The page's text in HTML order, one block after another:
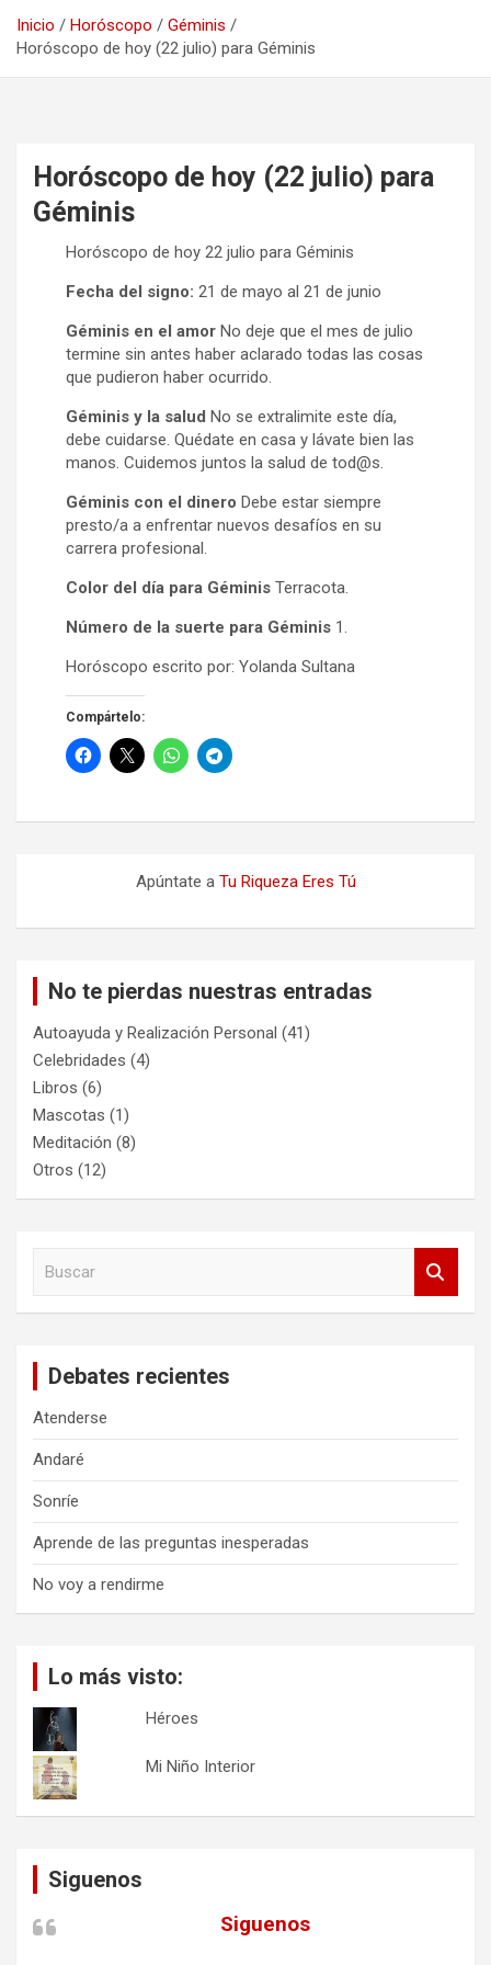
Inicio Horóscopo
Géminis
Horóscopo de hoy (22 julio) para Géminis
Horóscopo de hoy (22 julio) para
Géminis
Horóscopo de hoy 22 julio para Géminis
Fecha del signo: 21 de mayo al 21 de junio
Géminis en el amor No deje que el mes de julio
termine sin antes haber aclarado todas las cosas
que pudieron haber ocurrido.
Géminis y la salud No se extralimite este día,
debe cuidarse. Quédate en casa y lávate bien las
manos. Cuidemos juntos la salud de tod@s.
Géminis con el dinero Debe estar siempre
presto/a a enfrentar nuevos desafíos en su
carrera profesional.
Color del día para Géminis Terracota.
Número de la suerte para Géminis 1.
Horóscopo escrito por: Yolanda Sultana
Compártelo:
Apúntate a Tu Riqueza Eres Tú
No te pierdas nuestras entradas
Autoayuda y Realización Personal (41)
Celebridades (4)
Libros (6)
Mascotas (1)
Meditación (8)
Otros (12)
Debates recientes
Atenderse
Andaré
Sonríe
Aprende de las preguntas inesperadas
No voy a rendirme
Lo más visto:
Héroes
Mi Niño Interior
Siguenos
Siguenos